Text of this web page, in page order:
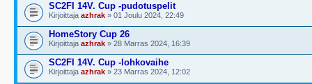
SC2FI 14V. Cup -pudotuspelit
Kirjoittaja azhrak » 01 Joulu 2024, 22:49
HomeStory Cup 26
Kirjoittaja azhrak » 28 Marras 2024, 16:39
SC2FI 14V. Cup -lohkovaihe
Kirjoittaja azhrak » 23 Marras 2024, 12:02